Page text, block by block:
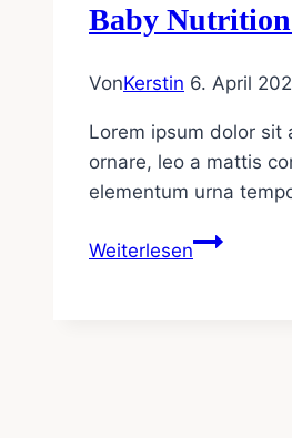
Baby
VonKerstin 6. April
Lorem ipsum dolor sit
ornare, leo a mattis
elementum urna
WeiterlesenBaby